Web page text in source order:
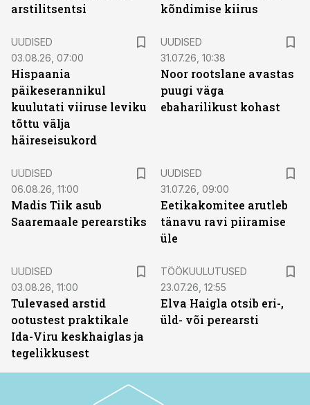
arstilitsentsi
kõndimise kiirus
UUDISED
03.08.26, 07:00
Hispaania
päikeserannikul
kuulutati viiruse leviku
tõttu välja
häireseisukord
UUDISED
31.07.26, 10:38
Noor rootslane avastas
puugi väga
ebaharilikust kohast
UUDISED
06.08.26, 11:00
Madis Tiik asub
Saaremaale perearstiks
UUDISED
31.07.26, 09:00
Eetikakomitee arutleb
tänavu ravi piiramise
üle
UUDISED
03.08.26, 11:00
Tulevased arstid
ootustest praktikale
Ida-Viru keskhaiglas ja
tegelikkusest
TÖÖKUULUTUSED
23.07.26, 12:55
Elva Haigla otsib eri-,
üld- või perearsti